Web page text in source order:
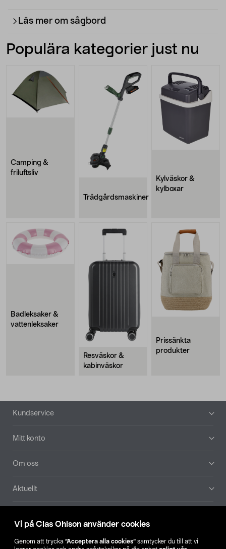
Vi på Clas Ohlson använder cookies
Genom att trycka ”Acceptera alla cookies” samtycker du till att vi
Läs mer om sågbord
Populära kategorier just nu
Camping &
friluftsliv
Trädgårdsmaskiner
Kylväskor &
kylboxar
Badleksaker &
vattenleksaker
Resväskor &
kabinväskor
Prissänkta
produkter
Sidfot
Kundservice
Mitt konto
Om oss
Aktuellt
Hitta butik